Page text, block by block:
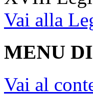
Vai alla
MENU
Vai al